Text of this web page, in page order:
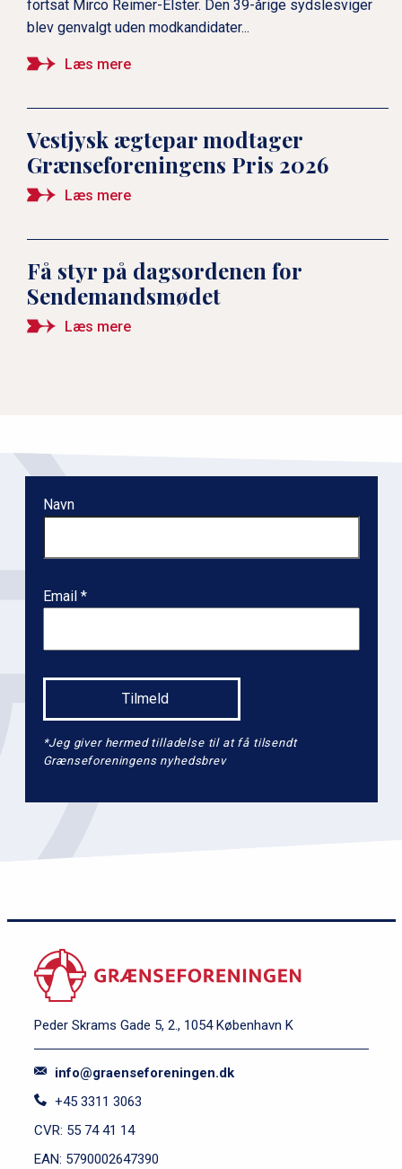
fortsat Mirco Reimer-Elster. Den 39-årige sydslesviger
blev genvalgt uden modkandidater...
Læs mere
Vestjysk ægtepar modtager
Grænseforeningens Pris 2026
Læs mere
Få styr på dagsordenen for
Sendemandsmødet
Læs mere
Navn
Email
*Jeg giver hermed tilladelse til at få tilsendt
Grænseforeningens nyhedsbrev
Peder Skrams Gade 5, 2., 1054 København K
info@graenseforeningen.dk
+45 3311 3063
CVR: 55 74 41 14
EAN: 5790002647390